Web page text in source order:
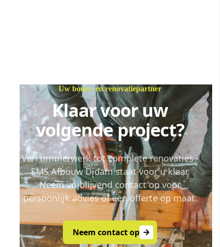
Uw bouw- en renovatiepartner
Klaar voor uw
volgende project?
Van timmerwerk tot complete renovaties -
EMS Afbouw Didam staat voor u klaar.
Neem vrijblijvend contact op voor
persoonlijk advies of een offerte op maat.
Neem contact op